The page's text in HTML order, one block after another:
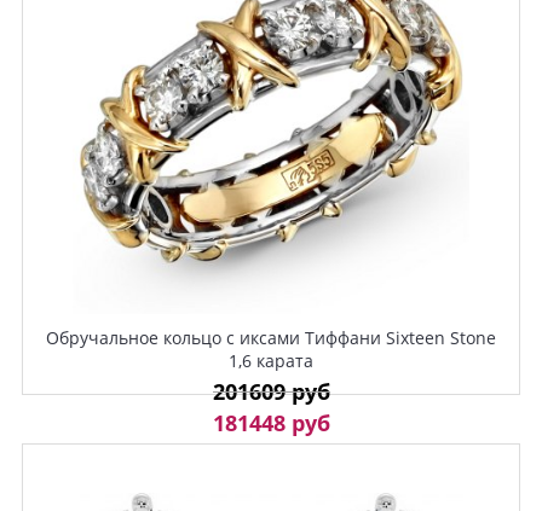
Обручальное кольцо с иксами Тиффани Sixteen Stone
1,6 карата
201609 руб
181448 руб